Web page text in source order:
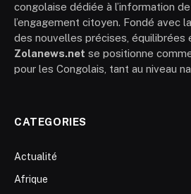
congolaise dédiée à l’information
l’engagement citoyen. Fondé avec
des nouvelles précises, équilibrées
Zolanews.net se positionne
pour les Congolais, tant au niveau
CATEGORIES
Actualité
Afrique